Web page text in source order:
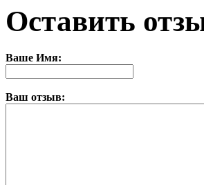
Оставить
Ваше Имя:
Ваш отзыв: